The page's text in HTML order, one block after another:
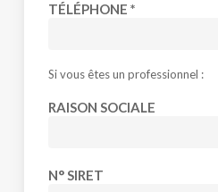
TÉLÉPHONE *
Si vous êtes un professionnel :
RAISON SOCIALE
N° SIRET